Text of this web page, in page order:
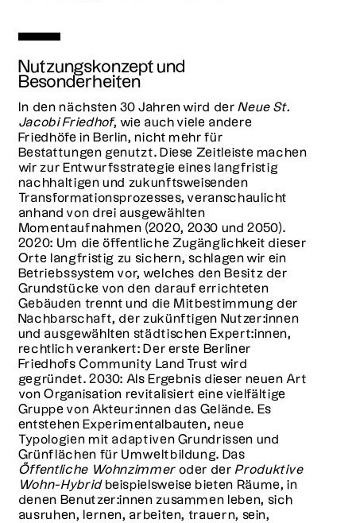
Nutzungskonzept und
Besonderheiten
In den nächsten 30 Jahren wird derNeue St.
Jacobi Friedhof, wie auch viele andere
Friedhöfe in Berlin, nicht mehr für
Bestattungen genutzt. Diese Zeitleiste machen
wir zur Entwurfsstrategie eines langfristig
nachhaltigen und zukunftsweisenden
Transformationsprozesses, veranschaulicht
anhand von drei ausgewählten
Momentaufnahmen (2020, 2030 und 2050).
2020: Um die öffentliche Zugänglichkeit dieser
Orte langfristig zu sichern, schlagen wir ein
Betriebssystem vor, welches den Besitz der
Grundstücke von den darauf errichteten
Gebäuden trennt und die Mitbestimmung der
Nachbarschaft, der zukünftigen Nutzer:innen
und ausgewählten städtischen Expert:innen,
rechtlich verankert: Der erste Berliner
Friedhofs Community Land Trust wird
gegründet. 2030: Als Ergebnis dieser neuen Art
von Organisation revitalisiert eine vielfältige
Gruppe von Akteur:innen das Gelände. Es
entstehen Experimentalbauten, neue
Typologien mit adaptiven Grundrissen und
Grünflächen für Umweltbildung. Das
Öffentliche Wohnzimmeroder derProduktive
Wohn-Hybridbeispielsweise bieten Räume, in
denen Benutzer:innen zusammen leben, sich
ausruhen, lernen, arbeiten, trauern, sein,